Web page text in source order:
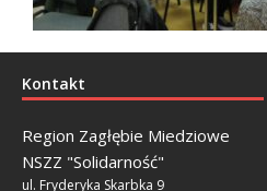
Kontakt
Region Zagłębie Miedziowe
NSZZ "Solidarność"
ul. Fryderyka Skarbka 9